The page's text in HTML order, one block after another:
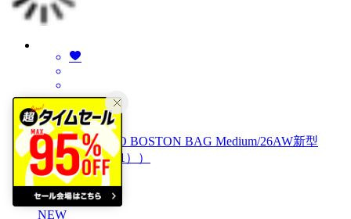
ロペ
【E'POR】TWO BOSTON BAG Medium/26AW新型
（ブラック（01））
￥20,900
NEW